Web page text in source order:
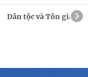
Dân tộc và Tôn giáo